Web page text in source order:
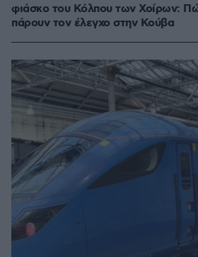
φιάσκο του Κόλπου των Χοίρων:
πάρουν τον έλεγχο στην Κούβα